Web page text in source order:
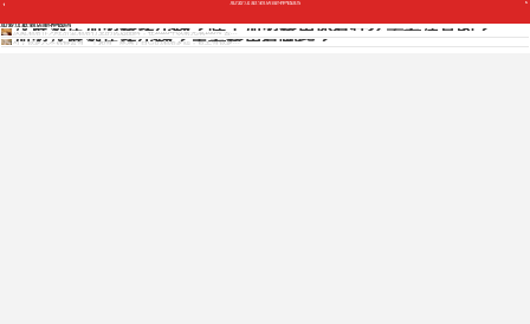
加盟汉庭酒店能挣钱吗
加盟汉庭酒店能挣钱吗
汉庭酒店加盟费多少钱？除了加盟费用还有什么需要注意的？
汉庭酒店作为经济型酒店行业的优选品牌，在2020年以前完成100%“去...
加盟汉庭酒店多少钱？主要费用有哪些？
对于很多人来说都会有一个拥有一家属于自己的酒店梦想，甚至有很多...